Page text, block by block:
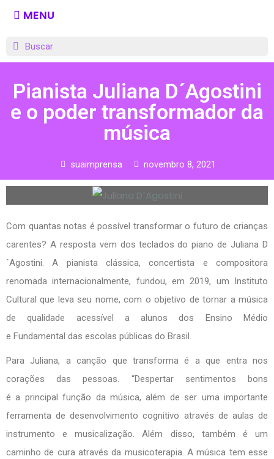
MENU
Pianista Juliana D´Agostini
e o poder transformador da
música
suaimprensa novembro 8, 2021
Com quantas notas é possível transformar o futuro de crianças
carentes? A resposta vem dos teclados do piano de Juliana D
´Agostini. A pianista clássica, concertista e compositora
renomada internacionalmente, fundou, em 2019, um Instituto
Cultural que leva seu nome, com o objetivo de tornar a música
de qualidade acessível a alunos dos Ensino Médio
e Fundamental das escolas públicas do Brasil.
Para Juliana, a canção que transforma é a que entra nos
corações das pessoas. “Despertar sentimentos bons
é a principal função da música, além de ser uma importante
ferramenta de desenvolvimento cognitivo através de aulas de
instrumento e musicalização. Além disso, também é um
caminho de cura através da musicoterapia. A música tem esse